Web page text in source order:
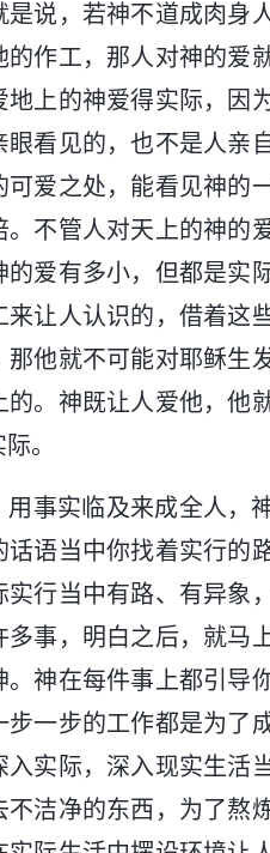
是说，若神不道成肉身
的作工，那人对神的爱
地上的神爱得实际，
眼看见的，也不是人亲
可爱之处，能看见神的
。不管人对天上的神的
的爱有多小，但都是实
来让人认识的，借着这
那他就不可能对耶稣生
的。神既让人爱他，他
。
用事实临及来成全人，
话语当中你找着实行的
实行当中有路、有异象
多事，明白之后，就马
。神在每件事上都引导
步一步的工作都是为了
入实际，深入现实生活
不洁净的东西，为了熬